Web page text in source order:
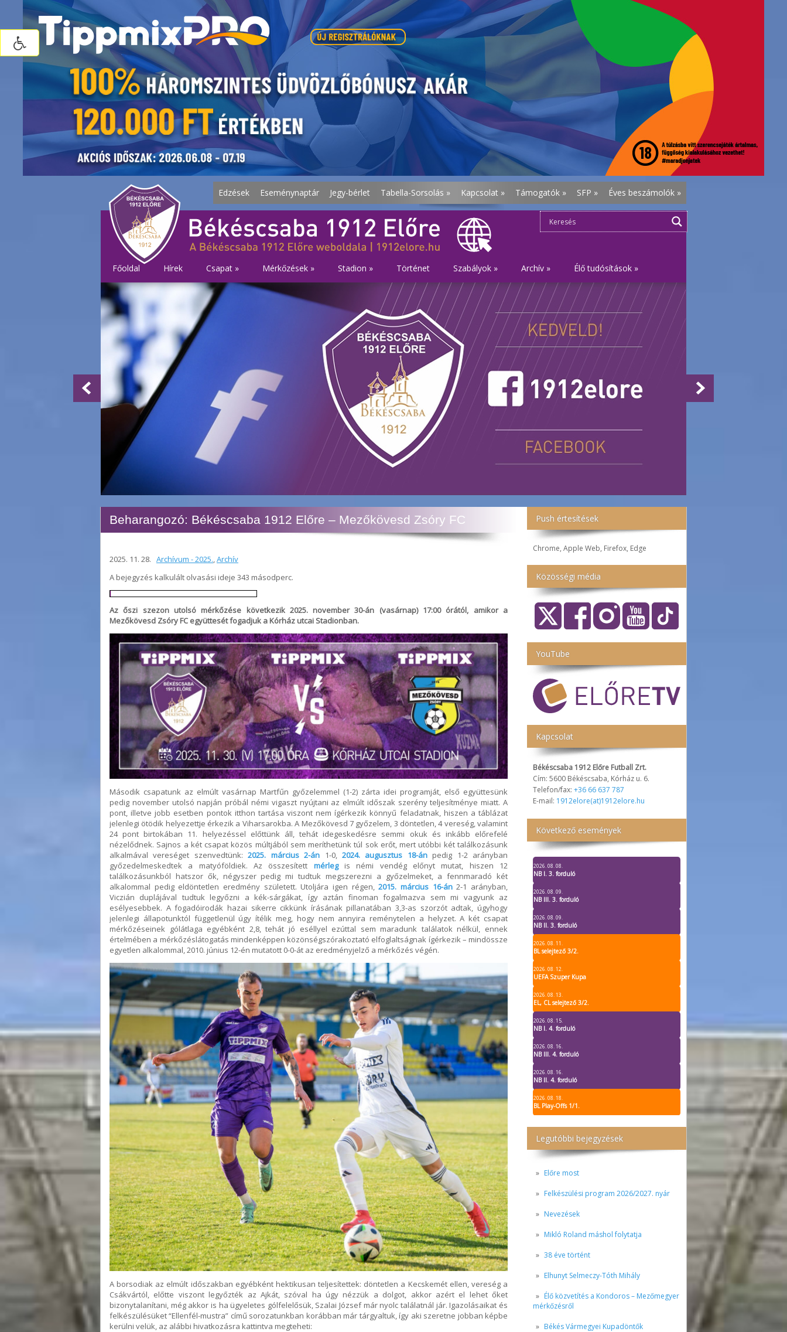
Edzések Eseménynaptár Jegy-bérlet Tabella-Sorsolás » Kapcsolat » Támogatók » SFP » Éves beszámolók »
Főoldal Hírek Csapat » Mérkőzések » Stadion » Történet Szabályok » Archív » Élő tudósítások »
Push értesítések
Chrome, Apple Web, Firefox, Edge
Közösségi média
YouTube
Kapcsolat
Békéscsaba 1912 Előre Futball Zrt.
Cím: 5600 Békéscsaba, Kórház u. 6.
Telefon/fax: +36 66 637 787
E-mail: 1912elore(at)1912elore.hu
Következő események
2026. 08. 08.
NB I. 3. forduló
2026. 08. 09.
NB III. 3. forduló
2026. 08. 09.
NB II. 3. forduló
2026. 08. 11.
BL selejtező 3/2.
2026. 08. 12.
UEFA Szuper Kupa
2026. 08. 13.
EL, CL selejtező 3/2.
2026. 08. 15.
NB I. 4. forduló
2026. 08. 16.
NB III. 4. forduló
2026. 08. 16.
NB II. 4. forduló
2026. 08. 18.
BL Play-Offs 1/1.
Legutóbbi bejegyzések
Előre most
Felkészülési program 2026/2027. nyár
Nevezések
Mikló Roland máshol folytatja
38 éve történt
Elhunyt Selmeczy-Tóth Mihály
Élő közvetítés a Kondoros – Mezőmegyer
mérkőzésről
Békés Vármegyei Kupadöntők
Beharangozó: Békéscsaba 1912 Előre – Mezőkövesd Zsóry FC
2025. 11. 28. Archívum - 2025.,Archív
A bejegyzés kalkulált olvasási ideje 343 másodperc.
Az őszi szezon utolsó mérkőzése következik 2025. november 30-án (vasárnap) 17:00 órától, amikor a
Mezőkövesd Zsóry FC együttesét fogadjuk a Kórház utcai Stadionban.
Második csapatunk az elmúlt vasárnap Martfűn győzelemmel (1-2) zárta idei programját, első együttesünk
pedig november utolsó napján próbál némi vigaszt nyújtani az elmúlt időszak szerény teljesítménye miatt. A
pont, illetve jobb esetben pontok itthon tartása viszont nem ígérkezik könnyű feladatnak, hiszen a táblázat
jelenlegi ötödik helyezettje érkezik a Viharsarokba. A Mezőkövesd 7 győzelem, 3 döntetlen, 4 vereség, valamint
24 pont birtokában 11. helyezéssel előttünk áll, tehát idegeskedésre semmi okuk és inkább előrefelé
nézelődnek. Sajnos a két csapat közös múltjából sem meríthetünk túl sok erőt, mert utóbbi két találkozásunk
alkalmával vereséget szenvedtünk:2025. március 2-án 1-0, 2024. augusztus 18-ánpedig 1-2 arányban
győzedelmeskedtek a matyóföldiek. Az összesített mérlegis némi vendég előnyt mutat, hiszen 12
találkozásunkból hatszor ők, négyszer pedig mi tudtuk megszerezni a győzelmeket, a fennmaradó két
alkalommal pedig eldöntetlen eredmény született. Utoljára igen régen,2015. március 16-án2-1 arányban,
Viczián duplájával tudtuk legyőzni a kék-sárgákat, így aztán finoman fogalmazva sem mi vagyunk az
esélyesebbek. A fogadóirodák hazai sikerre cikkünk írásának pillanatában 3,3-as szorzót adtak, úgyhogy
jelenlegi állapotunktól függetlenül úgy ítélik meg, hogy nem annyira reménytelen a helyzet. A két csapat
mérkőzéseinek gólátlaga egyébként 2,8, tehát jó eséllyel ezúttal sem maradunk találatok nélkül, ennek
értelmében a mérkőzéslátogatás mindenképpen közönségszórakoztató elfoglaltságnak ígérkezik – mindössze
egyetlen alkalommal, 2010. június 12-én mutatott 0-0-át az eredményjelző a mérkőzés végén.
A borsodiak az elmúlt időszakban egyébként hektikusan teljesítettek: döntetlen a Kecskemét ellen, vereség a
Csákvártól, előtte viszont legyőzték az Ajkát, szóval ha úgy nézzük a dolgot, akkor azért el lehet őket
bizonytalanítani, még akkor is ha ügyeletes gólfelelősük, Szalai József már nyolc találatnál jár. Igazolásaikat és
felkészülésüket “Ellenfél-mustra” című sorozatunkban korábban már tárgyaltuk, így aki szeretne jobban képbe
kerülni velük, az alábbi hivatkozásra kattintva megteheti: